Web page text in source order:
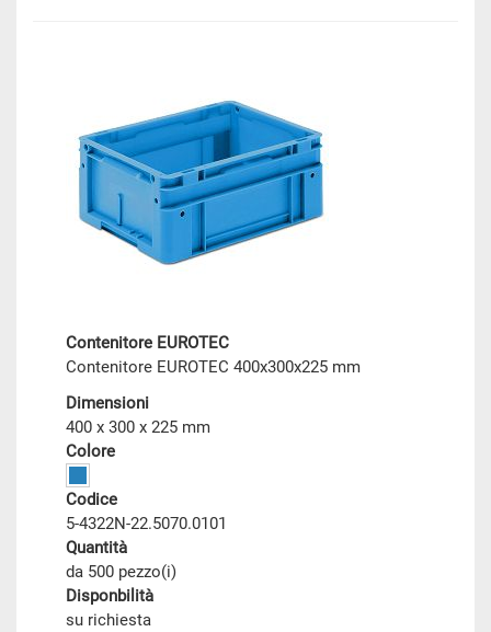
Contenitore EUROTEC
Contenitore EUROTEC 400x300x225 mm
Dimensioni
400 x 300 x 225 mm
Colore
Codice
5-4322N-22.5070.0101
Quantità
da 500 pezzo(i)
Disponbilità
su richiesta